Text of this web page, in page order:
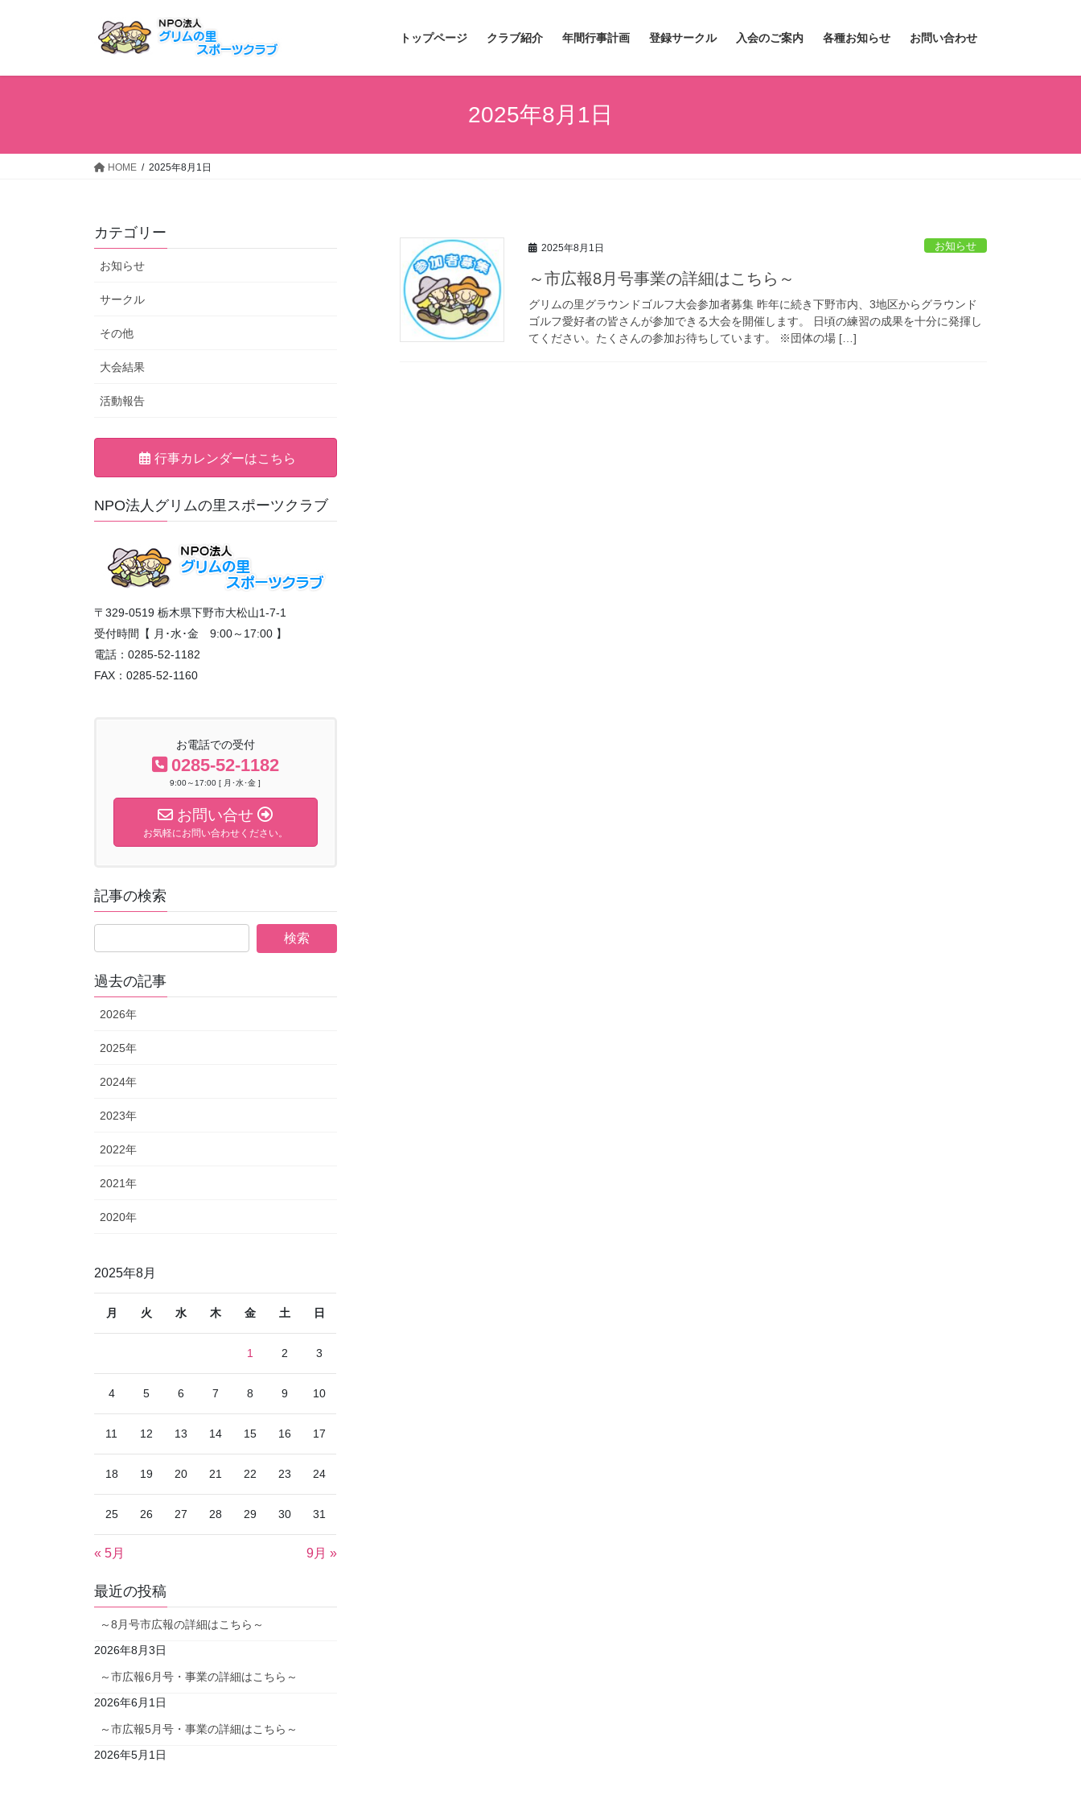
トップページ クラブ紹介 年間行事計画 登録サークル 入会のご案内 各種お知らせ お問い合わせ
2025年8月1日
HOME 2025年8月1日
2025年8月1日 お知らせ
～市広報8月号事業の詳細はこちら～
グリムの里グラウンドゴルフ大会参加者募集 昨年に続き下野市内、3地区からグラウンド
ゴルフ愛好者の皆さんが参加できる大会を開催します。 日頃の練習の成果を十分に発揮し
てください。たくさんの参加お待ちしています。 ※団体の場 […]
カテゴリー
お知らせ
サークル
その他
大会結果
活動報告
行事カレンダーはこちら
NPO法人グリムの里スポーツクラブ
〒329-0519 栃木県下野市大松山1-7-1
受付時間【 月･水･金 9:00～17:00 】
電話：0285-52-1182
FAX：0285-52-1160
お電話での受付
0285-52-1182
9:00～17:00 [ 月･水･金 ]
お問い合せ
お気軽にお問い合わせください。
記事の検索
過去の記事
2026年
2025年
2024年
2023年
2022年
2021年
2020年
2025年8月
月 火 水 木 金 土 日
1 2 3
4 5 6 7 8 9 10
11 12 13 14 15 16 17
18 19 20 21 22 23 24
25 26 27 28 29 30 31
« 5月 9月 »
最近の投稿
～8月号市広報の詳細はこちら～
2026年8月3日
～市広報6月号・事業の詳細はこちら～
2026年6月1日
～市広報5月号・事業の詳細はこちら～
2026年5月1日